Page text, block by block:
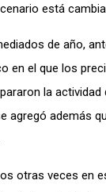
está
de año,
en el que los
la
agregó además
otras veces en